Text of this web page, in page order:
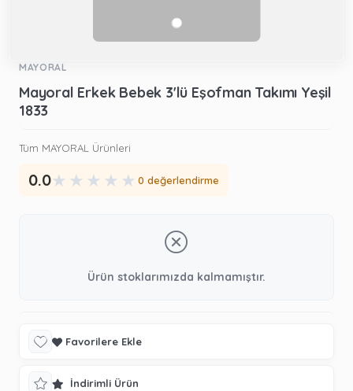
MAYORAL
Mayoral Erkek Bebek 3'lü Eşofman Takımı Yeşil
1833
Tüm MAYORAL Ürünleri
0.0★ ★ ★ ★ ★ 0 değerlendirme
Ürün stoklarımızda kalmamıştır.
Favorilere Ekle
İndirimli Ürün